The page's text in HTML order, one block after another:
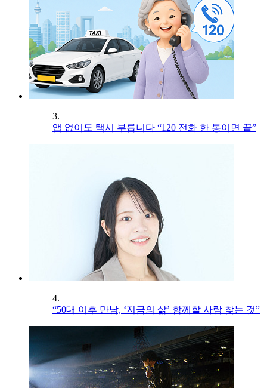
3.
앱 없이도 택시 부릅니다 “120 전화 한 통이면 끝”
4.
“50대 이후 만남, ‘지금의 삶’ 함께할 사람 찾는 것”